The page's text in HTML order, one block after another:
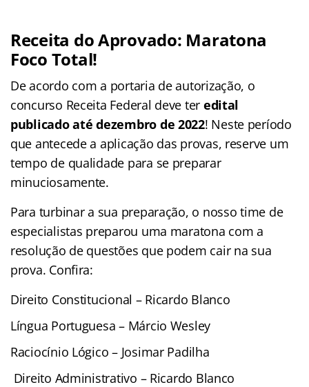
Receita do Aprovado: Maratona
Foco Total!
De acordo com a portaria de autorização, o
concurso Receita Federal deve ter edital
publicado até dezembro de 2022! Neste período
que antecede a aplicação das provas, reserve um
tempo de qualidade para se preparar
minuciosamente.
Para turbinar a sua preparação, o nosso time de
especialistas preparou uma maratona com a
resolução de questões que podem cair na sua
prova. Confira:
Direito Constitucional – Ricardo Blanco
Língua Portuguesa – Márcio Wesley
Raciocínio Lógico – Josimar Padilha
Direito Administrativo – Ricardo Blanco